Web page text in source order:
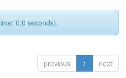
0.0 seconds).
previous 1 next